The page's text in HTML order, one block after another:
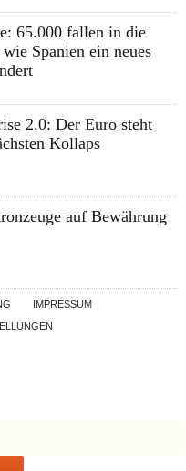
65.000 fallen in die
Spanien ein neues
2.0: Der Euro steht
Kollaps
auf Bewährung
IMPRESSUM